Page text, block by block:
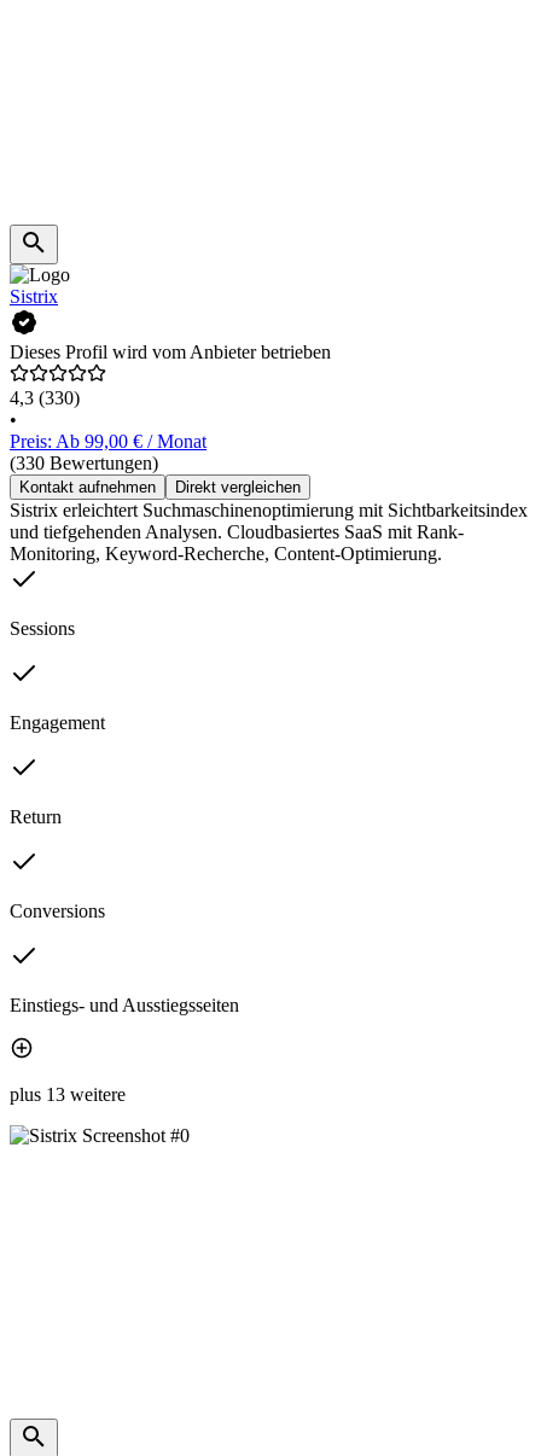
Sistrix
Dieses Profil wird vom Anbieter betrieben
4,3 (330)
•
Preis: Ab 99,00 € / Monat
(330 Bewertungen)
Kontakt aufnehmen Direkt vergleichen
Sistrix erleichtert Suchmaschinenoptimierung mit Sichtbarkeitsindex
und tiefgehenden Analysen. Cloudbasiertes SaaS mit Rank-
Monitoring, Keyword-Recherche, Content-Optimierung.
Sessions
Engagement
Return
Conversions
Einstiegs- und Ausstiegsseiten
plus 13 weitere